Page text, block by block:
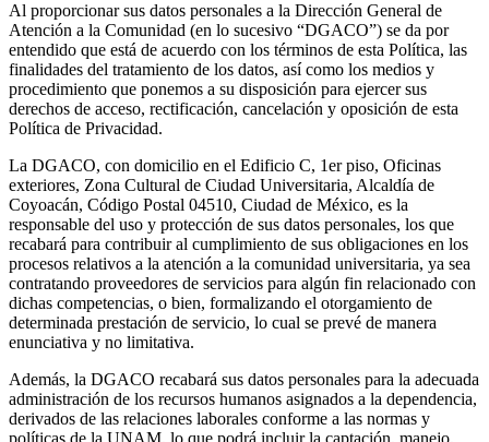
Al proporcionar sus datos personales a la Dirección General de
Atención a la Comunidad (en lo sucesivo “DGACO”) se da por
entendido que está de acuerdo con los términos de esta Política, las
finalidades del tratamiento de los datos, así como los medios y
procedimiento que ponemos a su disposición para ejercer sus
derechos de acceso, rectificación, cancelación y oposición de esta
Política de Privacidad.
La DGACO, con domicilio en el Edificio C, 1er piso, Oficinas
exteriores, Zona Cultural de Ciudad Universitaria, Alcaldía de
Coyoacán, Código Postal 04510, Ciudad de México, es la
responsable del uso y protección de sus datos personales, los que
recabará para contribuir al cumplimiento de sus obligaciones en los
procesos relativos a la atención a la comunidad universitaria, ya sea
contratando proveedores de servicios para algún fin relacionado con
dichas competencias, o bien, formalizando el otorgamiento de
determinada prestación de servicio, lo cual se prevé de manera
enunciativa y no limitativa.
Además, la DGACO recabará sus datos personales para la adecuada
administración de los recursos humanos asignados a la dependencia,
derivados de las relaciones laborales conforme a las normas y